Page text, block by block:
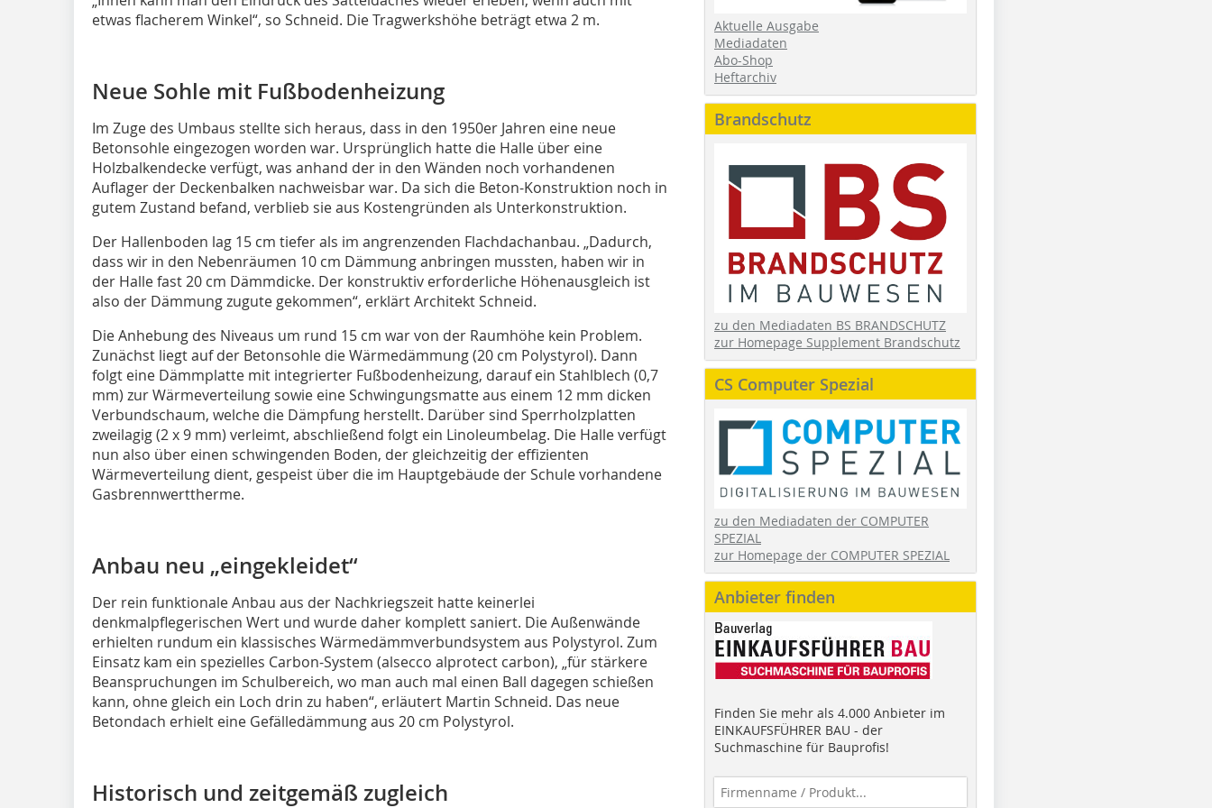
etwas flacherem Winkel“, so Schneid. Die Tragwerkshöhe beträgt etwa 2 m.
Neue Sohle mit Fußbodenheizung
Im Zuge des Umbaus stellte sich heraus, dass in den 1950er Jahren eine neue
Betonsohle eingezogen worden war. Ursprünglich hatte die Halle über eine
Holzbalkendecke verfügt, was anhand der in den Wänden noch vorhandenen
Auflager der Deckenbalken nachweisbar war. Da sich die Beton-Konstruktion noch in
gutem Zustand befand, verblieb sie aus Kostengründen als Unterkonstruktion.
Der Hallenboden lag 15 cm tiefer als im angrenzenden Flachdachanbau. „Dadurch,
dass wir in den Nebenräumen 10 cm Dämmung anbringen mussten, haben wir in
der Halle fast 20 cm Dämmdicke. Der konstruktiv erforderliche Höhenausgleich ist
also der Dämmung zugute gekommen“, erklärt Architekt Schneid.
Die Anhebung des Niveaus um rund 15 cm war von der Raumhöhe kein Problem.
Zunächst liegt auf der Betonsohle die Wärmedämmung (20 cm Polystyrol). Dann
folgt eine Dämmplatte mit integrierter Fußbodenheizung, darauf ein Stahlblech (0,7
mm) zur Wärmeverteilung sowie eine Schwingungsmatte aus einem 12 mm dicken
Verbundschaum, welche die Dämpfung herstellt. Darüber sind Sperrholzplatten
zweilagig (2 x 9 mm) verleimt, abschließend folgt ein Linoleumbelag. Die Halle verfügt
nun also über einen schwingenden Boden, der gleichzeitig der effizienten
Wärmeverteilung dient, gespeist über die im Hauptgebäude der Schule vorhandene
Gasbrennwerttherme.
Anbau neu „eingekleidet“
Der rein funktionale Anbau aus der Nachkriegszeit hatte keinerlei
denkmalpflegerischen Wert und wurde daher komplett saniert. Die Außenwände
erhielten rundum ein klassisches Wärmedämmverbundsystem aus Polystyrol. Zum
Einsatz kam ein spezielles Carbon-System (alsecco alprotect carbon), „für stärkere
Beanspruchungen im Schulbereich, wo man auch mal einen Ball dagegen schießen
kann, ohne gleich ein Loch drin zu haben“, erläutert Martin Schneid. Das neue
Betondach erhielt eine Gefälledämmung aus 20 cm Polystyrol.
Historisch und zeitgemäß zugleich
Aktuelle Ausgabe
Mediadaten
Abo-Shop
Heftarchiv
Brandschutz
zu den Mediadaten BS BRANDSCHUTZ
zur Homepage Supplement Brandschutz
CS Computer Spezial
zu den Mediadaten der COMPUTER
SPEZIAL
zur Homepage der COMPUTER SPEZIAL
Anbieter finden
Finden Sie mehr als 4.000 Anbieter im
EINKAUFSFÜHRER BAU - der
Suchmaschine für Bauprofis!